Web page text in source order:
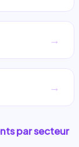
→
→
par secteur